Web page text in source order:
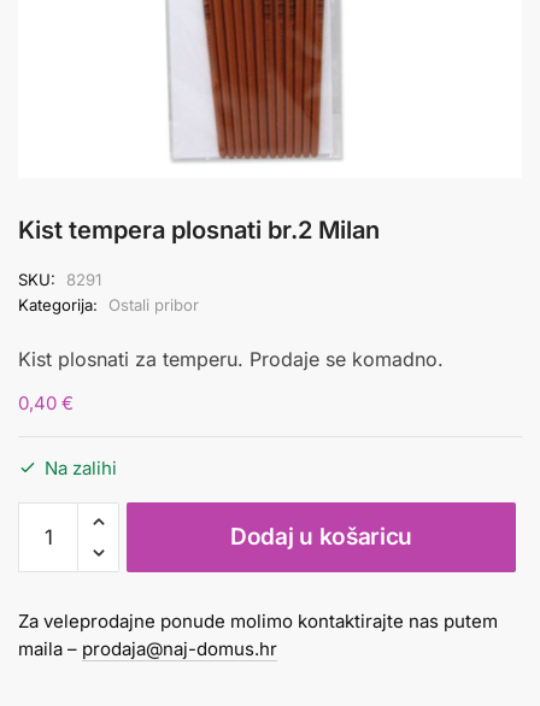
Kist tempera plosnati br.2 Milan
SKU:
8291
Kategorija:
Ostali pribor
Kist plosnati za temperu. Prodaje se komadno.
0,40 €
Na zalihi
tempera
plosnati
Milan
količina
Dodaj u košaricu
Za veleprodajne ponude molimo kontaktirajte nas putem
maila – prodaja@naj-domus.hr